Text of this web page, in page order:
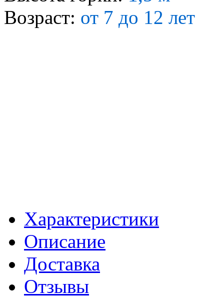
Возраст: от 7 до 12 лет
Характеристики
Описание
Доставка
Отзывы